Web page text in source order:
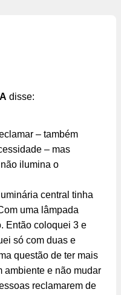
disse:
– também
– mas
ilumina o
central tinha
uma lâmpada
Então coloquei 3 e
só com duas e
questão de ter mais
ambiente e não mudar
reclamarem de